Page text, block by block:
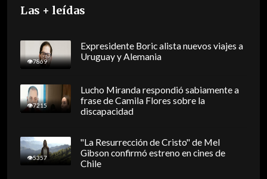
Las + leídas
7869
Expresidente Boric alista nuevos viajes a
Uruguay y Alemania
7215
Lucho Miranda respondió sabiamente a
frase de Camila Flores sobre la
discapacidad
5357
"La Resurrección de Cristo" de Mel
Gibson confirmó estreno en cines de
Chile